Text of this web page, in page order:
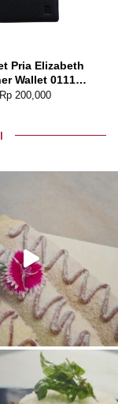
Pria Elizabeth
Wallet 0111-
0031
Rp 200,000